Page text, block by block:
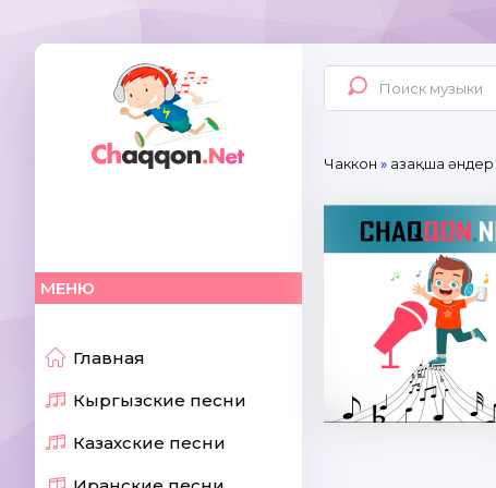
МЕНЮ
Главная
Кыргызские песни
Казахские песни
Чаккон » Қазақша әндер